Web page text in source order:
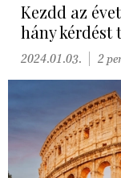
Kezdd az
hány kérdést
2024.01.03. 2